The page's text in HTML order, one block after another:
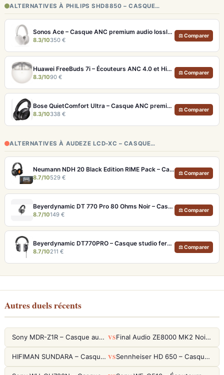
ALTERNATIVES À PHILIPS SHD8850 – CASQUE…
Sonos Ace – Casque ANC premium audio lossless et Dolby Atmos
8.3/10350 €
⚖ Comparer
Huawei FreeBuds 7i – Écouteurs ANC 4.0 et Hi-Res LDAC pour moins de 100€
8.3/1090 €
⚖ Comparer
Bose QuietComfort Ultra – Casque ANC premium avec son spatial immersif et autonomie 30h
8.3/10338 €
⚖ Comparer
ALTERNATIVES À AUDEZE LCD-XC – CASQUE…
Neumann NDH 20 Black Edition RIME Pack – Casque studio fermé pour monitoring pro et immersion binaurale
8.7/10529 €
⚖ Comparer
Beyerdynamic DT 770 Pro 80 Ohms Noir – Casque studio fermé pour monitoring précis
8.7/10149 €
⚖ Comparer
Beyerdynamic DT770PRO – Casque studio fermé pour un monitoring précis et isolé
8.7/10211 €
⚖ Comparer
Autres duels récents
Sony MDR-Z1R – Casque audiophile fermé haute résolution VS Final Audio ZE8000 MK2 Noir – Écouteurs True Wireless audiophiles 8K Sound
HIFIMAN SUNDARA – Casque Planar Magnetic Ouvert Over-Ear Audiophile VS Sennheiser HD 650 – Casque audiophile ouvert pour l'écoute analytique